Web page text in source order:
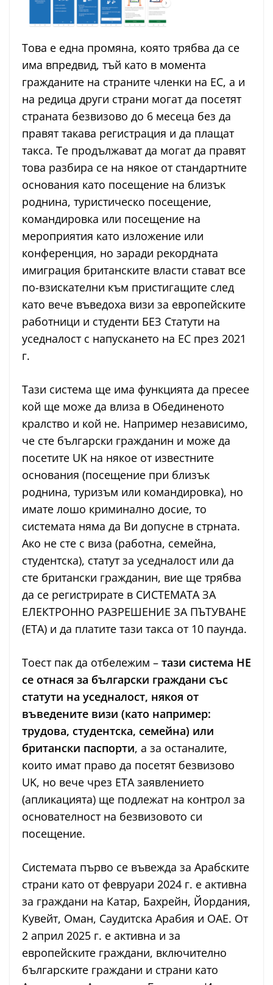
Това е една промяна, която трябва да се
има впредвид, тъй като в момента
гражданите на страните членки на ЕС, а и
на редица други страни могат да посетят
страната безвизово до 6 месеца без да
правят такава регистрация и да плащат
такса. Те продължават да могат да правят
това разбира се на някое от стандартните
основания като посещение на близък
роднина, туристическо посещение,
командировка или посещение на
мероприятия като изложение или
конференция, но заради рекордната
имиграция британските власти стават все
по-взискателни към пристигащите след
като вече въведоха визи за европейските
работници и студенти БЕЗ Статути на
уседналост с напускането на ЕС през 2021
г.
Тази система ще има функцията да пресее
кой ще може да влиза в Обединеното
кралство и кой не. Например независимо,
че сте български гражданин и може да
посетите UK на някое от известните
основания (посещение при близък
роднина, туризъм или командировка), но
имате лошо криминално досие, то
системата няма да Ви допусне в стрната.
Ако не сте с виза (работна, семейна,
студентска), статут за уседналост или да
сте британски гражданин, вие ще трябва
да се регистрирате в СИСТЕМАТА ЗА
ЕЛЕКТРОННО РАЗРЕШЕНИЕ ЗА ПЪТУВАНЕ
(ЕТА) и да платите тази такса от 10 паунда.
Тоест пак да отбележим – тази система НЕ
се отнася за български граждани със
статути на уседналост, някоя от
въведените визи (като например:
трудова, студентска, семейна) или
британски паспорти, а за останалите,
които имат право да посетят безвизово
UK, но вече чрез ЕТА заявлението
(апликацията) ще подлежат на контрол за
основателност на безвизовото си
посещение.
Системата първо се въвежда за Арабските
страни като от февруари 2024 г. е активна
за граждани на Катар, Бахрейн, Йордания,
Кувейт, Оман, Саудитска Арабия и ОАЕ. От
2 април 2025 г. е активна и за
европейските граждани, включително
българските граждани и страни като